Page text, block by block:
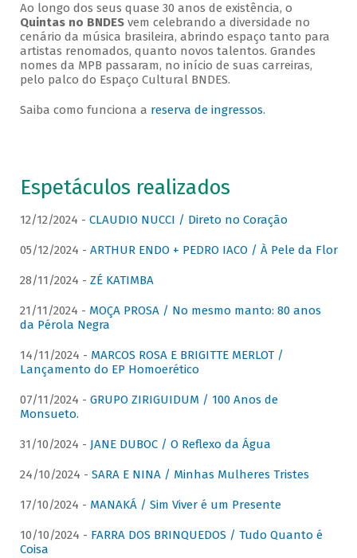
Ao longo dos seus quase 30 anos de existência, o
Quintas no BNDESvem celebrando a diversidade no
cenário da música brasileira, abrindo espaço tanto para
artistas renomados, quanto novos talentos. Grandes
nomes da MPB passaram, no início de suas carreiras,
pelo palco do Espaço Cultural BNDES.
Saiba como funciona a reserva de ingressos.
Espetáculos realizados
12/12/2024 - CLAUDIO NUCCI / Direto no Coração
05/12/2024 - ARTHUR ENDO + PEDRO IACO / À Pele da Flor
28/11/2024 - ZÉ KATIMBA
21/11/2024 - MOÇA PROSA / No mesmo manto: 80 anos
da Pérola Negra
14/11/2024 - MARCOS ROSA E BRIGITTE MERLOT /
Lançamento do EP Homoerético
07/11/2024 - GRUPO ZIRIGUIDUM / 100 Anos de
Monsueto.
31/10/2024 - JANE DUBOC / O Reflexo da Água
24/10/2024 - SARA E NINA / Minhas Mulheres Tristes
17/10/2024 - MANAKÁ / Sim Viver é um Presente
10/10/2024 - FARRA DOS BRINQUEDOS / Tudo Quanto é
Coisa